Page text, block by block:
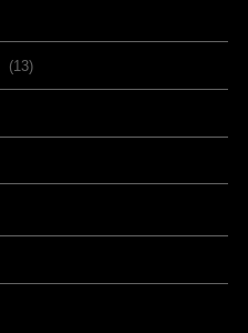
(13)